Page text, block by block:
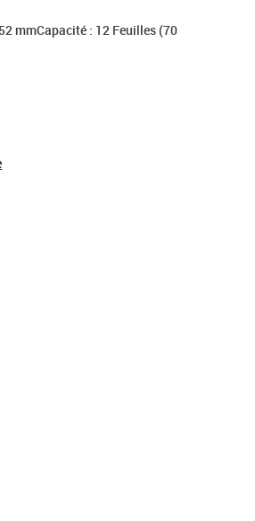
mmCapacité : 12 Feuilles (70